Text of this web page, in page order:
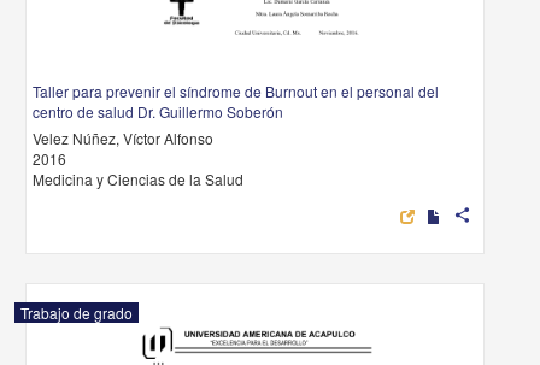
Taller para prevenir el síndrome de Burnout en el personal del
centro de salud Dr. Guillermo Soberón
Velez Núñez, Víctor Alfonso
2016
Medicina y Ciencias de la Salud
share
Trabajo de grado